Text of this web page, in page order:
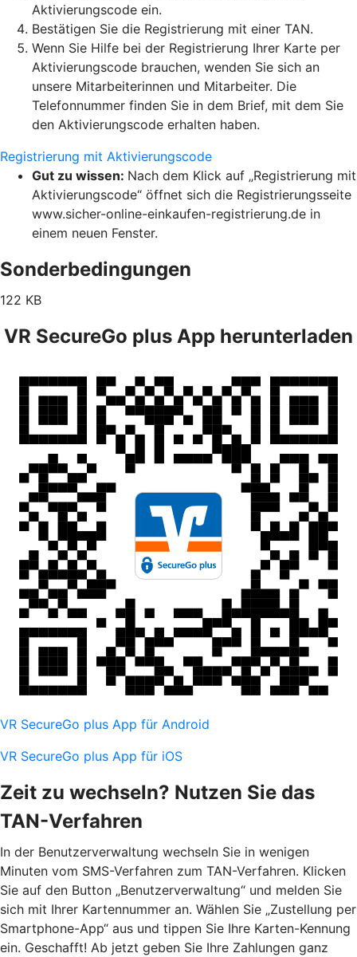
Aktivierungscode ein.
Bestätigen Sie die Registrierung mit einer TAN.
Wenn Sie Hilfe bei der Registrierung Ihrer Karte per
Aktivierungscode brauchen, wenden Sie sich an
unsere Mitarbeiterinnen und Mitarbeiter. Die
Telefonnummer finden Sie in dem Brief, mit dem Sie
den Aktivierungscode erhalten haben.
Registrierung mit Aktivierungscode
Gut zu wissen: Nach dem Klick auf „Registrierung mit
Aktivierungscode“ öffnet sich die Registrierungsseite
www.sicher-online-einkaufen-registrierung.de in
einem neuen Fenster.
Sonderbedingungen
122 KB
VR SecureGo plus App herunterladen
VR SecureGo plus App für Android
VR SecureGo plus App für iOS
Zeit zu wechseln? Nutzen Sie das
TAN-Verfahren
In der Benutzerverwaltung wechseln Sie in wenigen
Minuten vom SMS-Verfahren zum TAN-Verfahren. Klicken
Sie auf den Button „Benutzerverwaltung“ und melden Sie
sich mit Ihrer Kartennummer an. Wählen Sie „Zustellung per
Smartphone-App“ aus und tippen Sie Ihre Karten-Kennung
ein. Geschafft! Ab jetzt geben Sie Ihre Zahlungen ganz